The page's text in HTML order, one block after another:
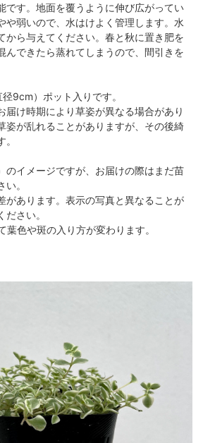
です。地面を覆うように伸び広がってい
や弱いので、水はけよく管理します。水
から与えてください。春と秋に置き肥を
んできたら蒸れてしまうので、間引きを
9cm）ポット入りです。
届け時期により草姿が異なる場合があり
姿が乱れることがありますが、その後綺
のイメージですが、お届けの際はまだ苗
。
があります。表示の写真と異なることが
さい。
色や斑の入り方が変わります。